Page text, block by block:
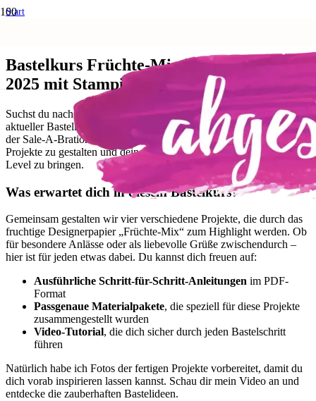
Start
Bastelkurs Früchte-Mix | Sale-A-Bration
2025 mit Stampin’ Up!
Suchst du nach neuen Ideen für deine kreativen Projekte? Mein
aktueller Bastelkurs mit dem Designerpapier
„Früchte-Mix aus
der Sale-A-Bration 2025 bietet dir viele Möglichkeiten, fruchtige
Projekte zu gestalten und deine Bastelleidenschaft auf ein neues
Level zu bringen.
Was erwartet dich in diesem Bastelkurs?
Gemeinsam gestalten wir vier verschiedene Projekte, die durch das
fruchtige Designerpapier „Früchte-Mix“ zum Highlight werden. Ob
für besondere Anlässe oder als liebevolle Grüße zwischendurch –
hier ist für jeden etwas dabei. Du kannst dich freuen auf:
Ausführliche Schritt-für-Schritt-Anleitungen im PDF-
Format
Passgenaue Materialpakete, die speziell für diese Projekte
zusammengestellt wurden
Video-Tutorial, die dich sicher durch jeden Bastelschritt
führen
Natürlich habe ich Fotos der fertigen Projekte vorbereitet, damit du
dich vorab inspirieren lassen kannst. Schau dir mein Video an und
entdecke die zauberhaften Bastelideen.